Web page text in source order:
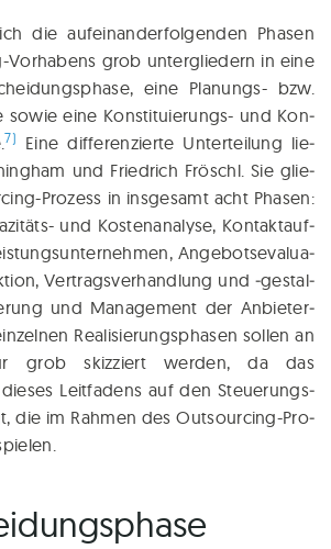
die auf­ein­an­der­fol­gen­den Pha­sen
Vor­ha­bens grob unter­glie­dern in eine
eine Pla­nungs- bzw.
sowie eine Kon­sti­tu­ie­rungs- und Kon­
7)
Eine dif­fe­ren­zier­te Unter­tei­lung lie­
und Fried­rich Fröschl. Sie glie­
Pro­zess in ins­ge­samt acht Pha­sen:
und Kos­ten­ana­ly­se, Kon­takt­auf­
Ange­bots­eva­lua­
Ver­trags­ver­hand­lung und ‑gestal­
und Manage­ment der Anbie­ter­
Rea­li­sie­rungs­pha­sen sol­len an
grob skiz­ziert wer­den, da das
Leit­fa­dens auf den Steue­rungs­
die im Rah­men des Out­sour­cing-Pro­